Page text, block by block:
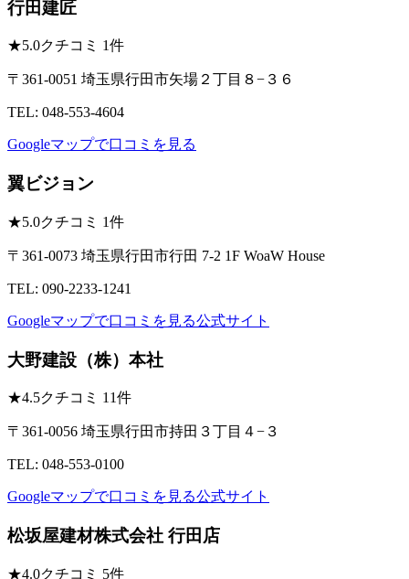
行田建匠
★5.0クチコミ 1件
〒361-0051 埼玉県行田市矢場２丁目８−３６
TEL: 048-553-4604
Googleマップで口コミを見る
翼ビジョン
★5.0クチコミ 1件
〒361-0073 埼玉県行田市行田 7-2 1F WoaW House
TEL: 090-2233-1241
Googleマップで口コミを見る公式サイト
大野建設（株）本社
★4.5クチコミ 11件
〒361-0056 埼玉県行田市持田３丁目４−３
TEL: 048-553-0100
Googleマップで口コミを見る公式サイト
松坂屋建材株式会社 行田店
★4.0クチコミ 5件